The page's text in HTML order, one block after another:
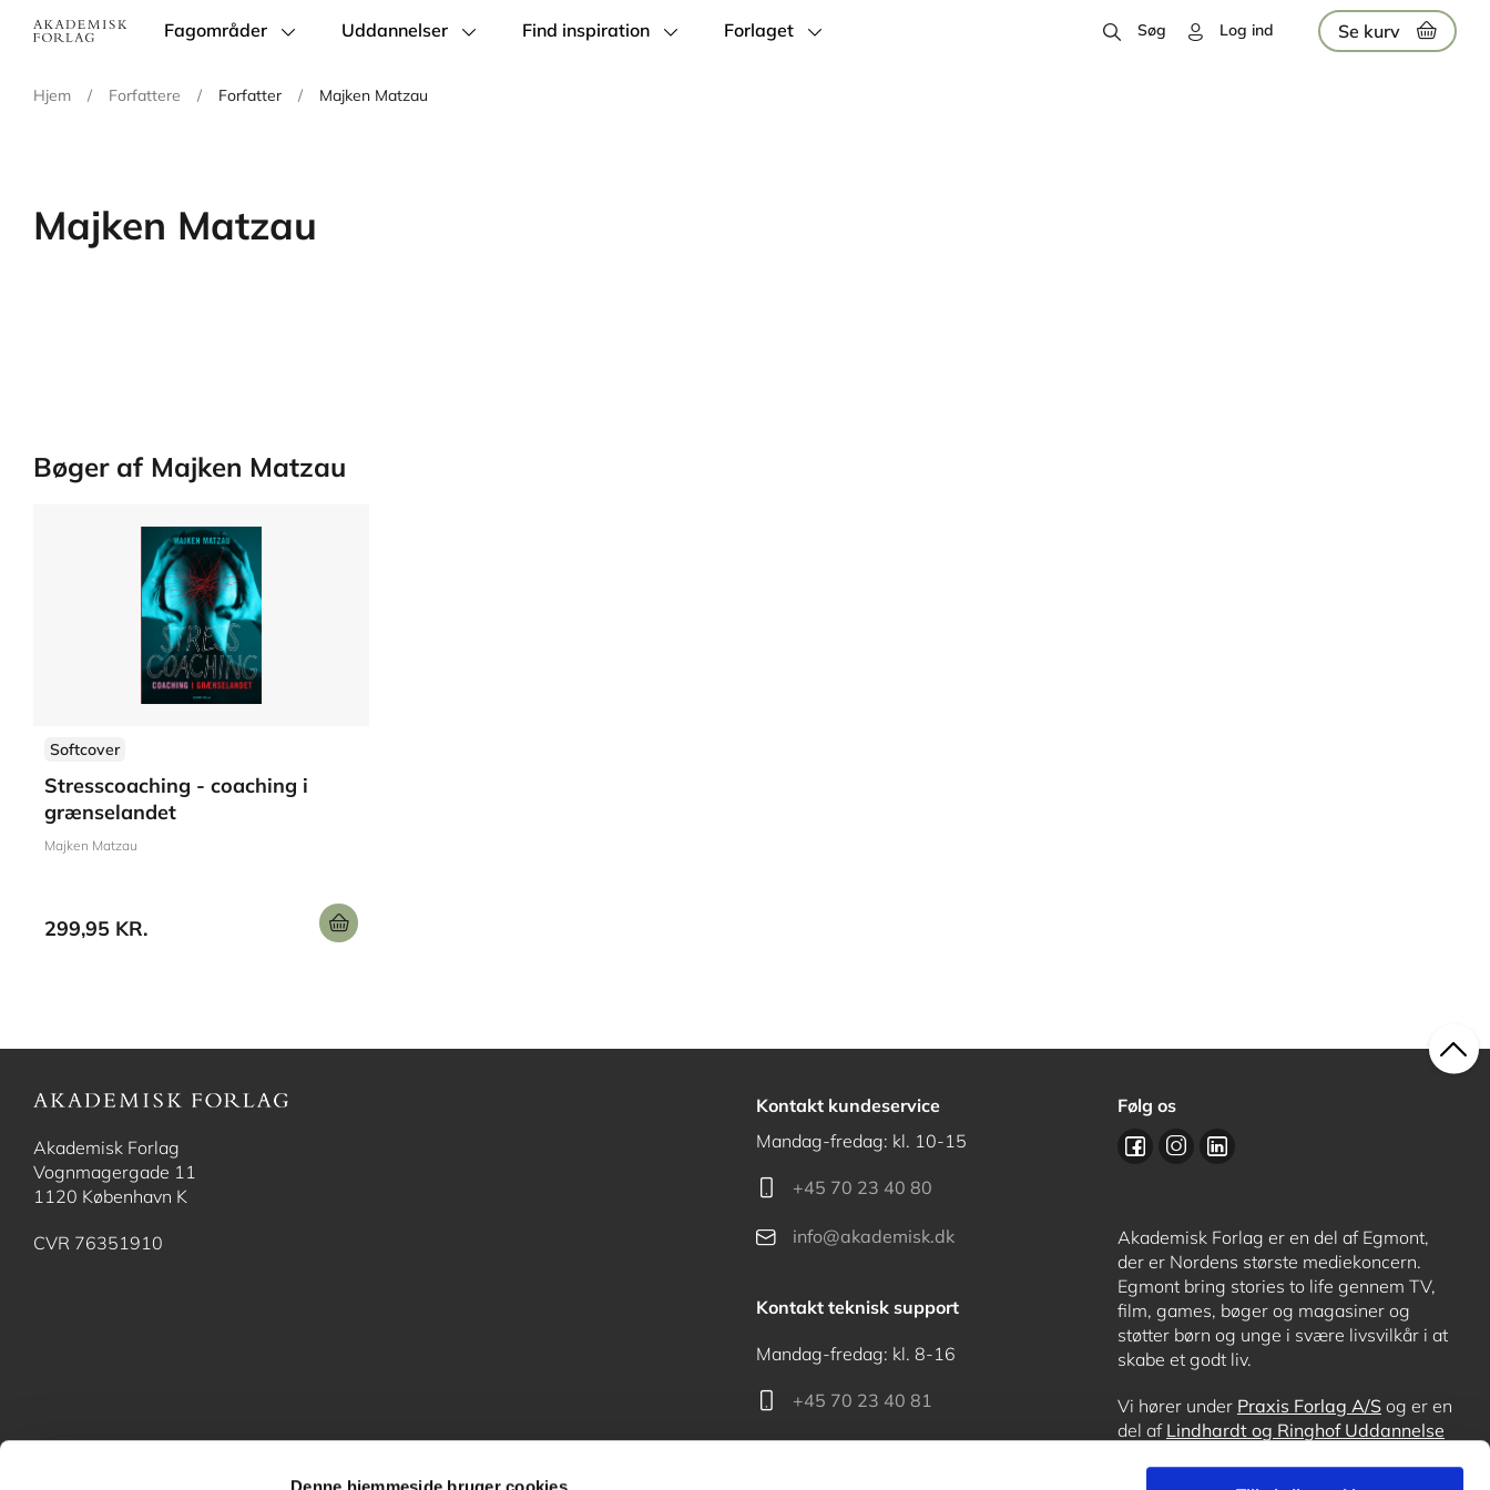
Denne hjemmeside bruger cookies
Main
Fagområder Uddannelser Find inspiration Forlaget Søg Log ind Se kurv
Hjem / Forfattere / Forfatter / Majken Matzau
Majken Matzau
Bøger af Majken Matzau
Softcover
Stresscoaching - coaching i
grænselandet
Majken Matzau
299,95 KR.
Akademisk Forlag
Vognmagergade 11
1120 København K
CVR 76351910
Kontakt kundeservice
Mandag-fredag: kl. 10-15
+45 70 23 40 80
info@akademisk.dk
Kontakt teknisk support
Mandag-fredag: kl. 8-16
+45 70 23 40 81
Følg os
Akademisk Forlag er en del af Egmont,
der er Nordens største mediekoncern.
Egmont bring stories to life gennem TV,
film, games, bøger og magasiner og
støtter børn og unge i svære livsvilkår i at
skabe et godt liv.
Vi hører under Praxis Forlag A/S og er en
del af Lindhardt og Ringhof Uddannelse